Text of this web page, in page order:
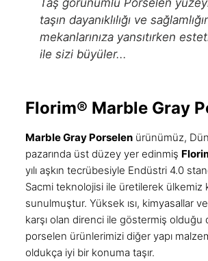
Taş görünümlü Porselen
taşın dayanıklılığı ve
mekanlarınıza yansıtırken
ile sizi büyüler...
Florim® Marble Gray
Marble Gray Porselenürünümüz,
pazarında üst düzey yer edinmiş
yılı aşkın tecrübesiyle Endüstri 4.0
Sacmiteknolojisi ile üretilerek ülkemiz
sunulmuştur. Yüksek ısı, kimyasallar
karşı olan direnci ile göstermiş olduğu
porselen ürünlerimizi diğer yapı
oldukça iyi bir konuma taşır.